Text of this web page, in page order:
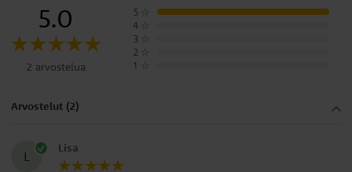
5.0
2 arvostelua
5
4
3
2
1
Arvostelut (2)
L
Lisa